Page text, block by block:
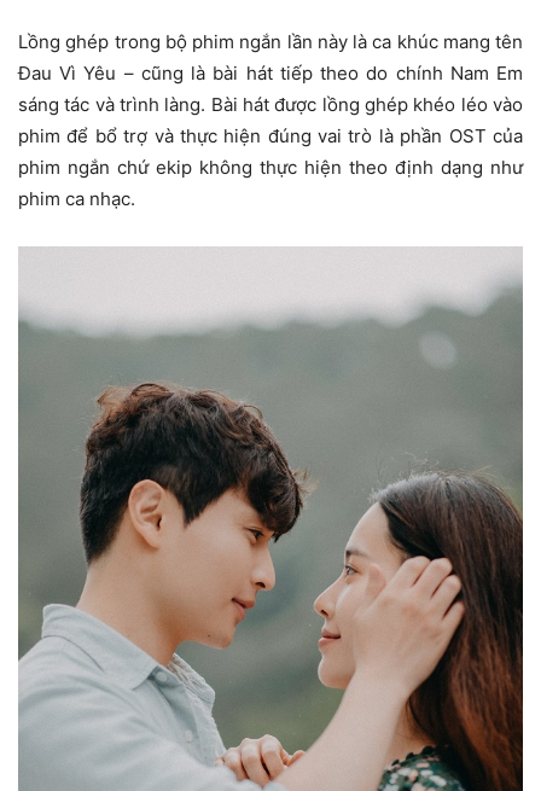
Lồng ghép trong bộ phim ngắn lần này là ca khúc mang tên
Đau Vì Yêu – cũng là bài hát tiếp theo do chính Nam Em
sáng tác và trình làng. Bài hát được lồng ghép khéo léo vào
phim để bổ trợ và thực hiện đúng vai trò là phần OST của
phim ngắn chứ ekip không thực hiện theo định dạng như
phim ca nhạc.